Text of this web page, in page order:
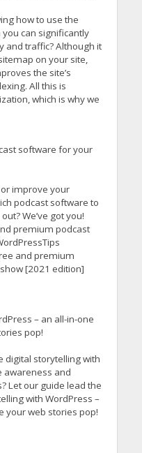
how to use the
can significantly
and traffic? Although it
on your site,
the site’s
All this is
which is why we
software for your
improve your
podcast software to
We’ve got you!
premium podcast
and premium
[2021 edition]
– an all-in-one
pop!
digital storytelling with
awareness and
Let our guide lead the
with WordPress –
your web stories pop!